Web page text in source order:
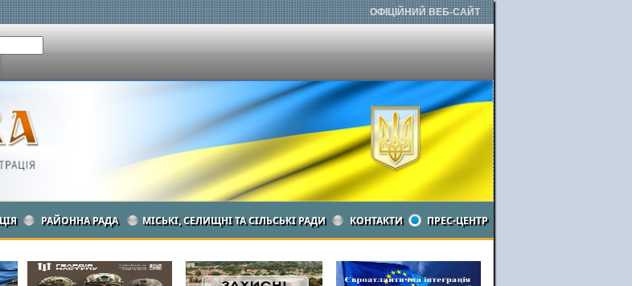
ОФІЦІЙНИЙ ВЕБ-САЙТ
РАЙОННА РАДА МІСЬКІ, СЕЛИЩНІ ТА СІЛЬСЬКІ РАДИ КОНТАКТИ ПРЕС-ЦЕНТР